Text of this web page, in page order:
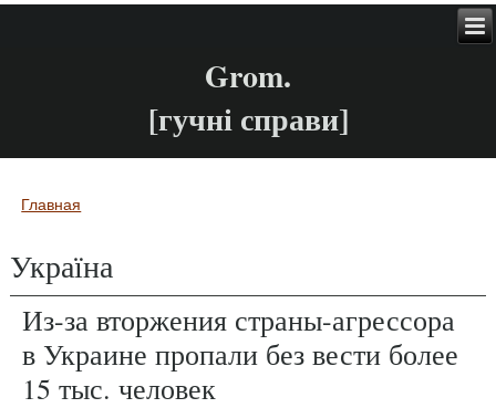
Grom.
[гучні справи]
Вы здесь
Главная
Україна
Из-за вторжения страны-агрессора
в Украине пропали без вести более
15 тыс. человек